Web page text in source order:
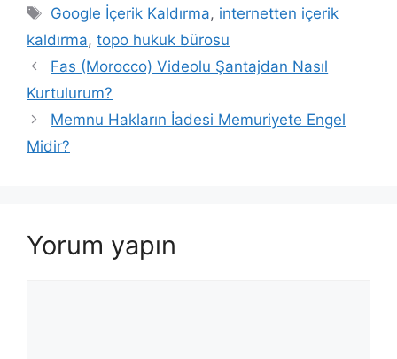
Etiketler
Google İçerik Kaldırma, internetten içerik
kaldırma, topo hukuk bürosu
Yazı
dolaşımı
Fas (Morocco) Videolu Şantajdan Nasıl
Kurtulurum?
Memnu Hakların İadesi Memuriyete Engel
Midir?
Yorum yapın